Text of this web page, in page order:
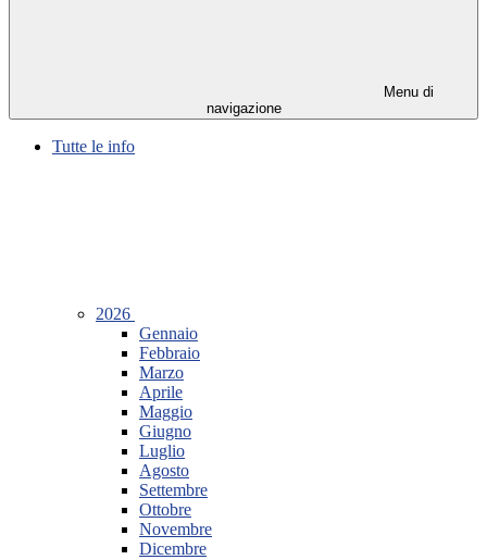
Menu di
navigazione
Tutte le info
2026
Gennaio
Febbraio
Marzo
Aprile
Maggio
Giugno
Luglio
Agosto
Settembre
Ottobre
Novembre
Dicembre